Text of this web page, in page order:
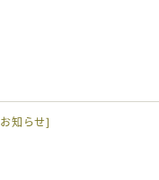
動画でわかる循環器疾患
お知らせ]